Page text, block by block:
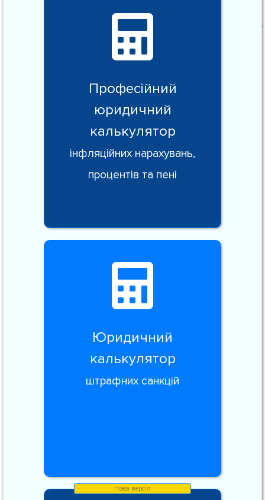
Професійний
юридичний
калькулятор
інфляційних нарахувань,
процентів та пені
Юридичний
калькулятор
штрафних санкцій